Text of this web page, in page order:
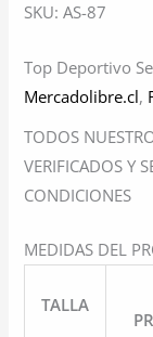
SKU: AS-87
Top Deportivo
Mercadolibre.cl,
TODOS
VERIFICADOS Y
CONDICIONES
MEDIDAS DEL
TALLA